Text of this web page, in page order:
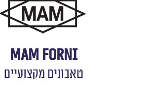
MAM Forni
טאבונים מקצועיים